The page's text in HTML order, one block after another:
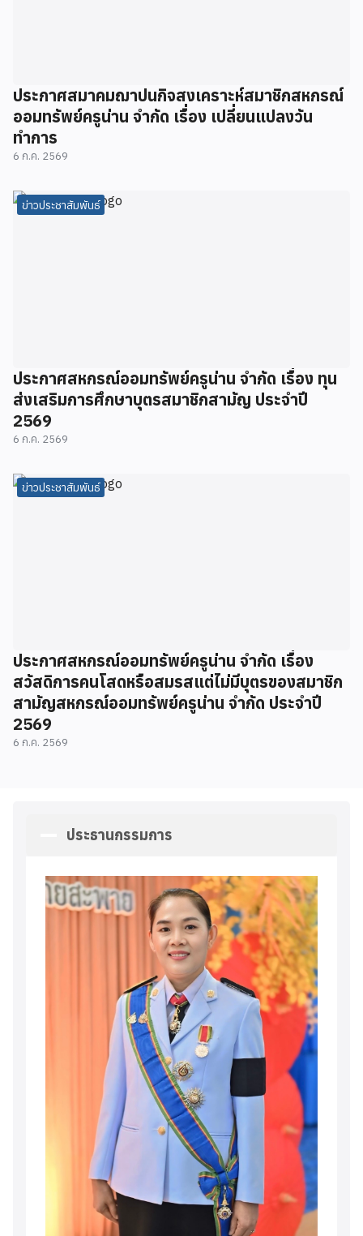
ประกาศสมาคมฌาปนกิจสงเคราะห์สมาชิกสหกรณ์
ออมทรัพย์ครูน่าน จำกัด เรื่อง เปลี่ยนแปลงวัน
ทำการ
6 ก.ค. 2569
ข่าวประชาสัมพันธ์
ประกาศสหกรณ์ออมทรัพย์ครูน่าน จำกัด เรื่อง ทุน
ส่งเสริมการศึกษาบุตรสมาชิกสามัญ ประจำปี
2569
6 ก.ค. 2569
ข่าวประชาสัมพันธ์
ประกาศสหกรณ์ออมทรัพย์ครูน่าน จำกัด เรื่อง
สวัสดิการคนโสดหรือสมรสแต่ไม่มีบุตรของสมาชิก
สามัญสหกรณ์ออมทรัพย์ครูน่าน จำกัด ประจำปี
2569
6 ก.ค. 2569
ประธานกรรมการ